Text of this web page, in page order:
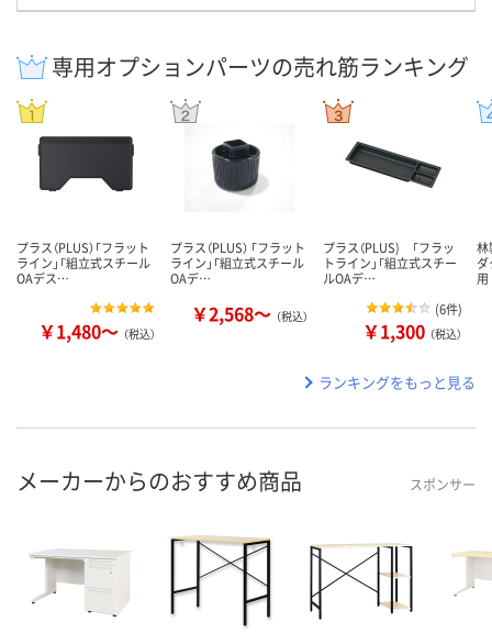
専用オプションパーツの売れ筋ランキング
プラス（PLUS）「フラット
ライン」「組立式スチール
OAデス…
￥1,480～ （税込）
プラス（PLUS） 「フラット
ライン」「組立式スチール
OAデ…
￥2,568～ （税込）
プラス（PLUS) 「フラッ
トライン」「組立式スチー
ルOAデ…
(6件)
￥1,300 （税込）
林
ダ
用
ランキングをもっと見る
メーカーからのおすすめ商品 スポンサー